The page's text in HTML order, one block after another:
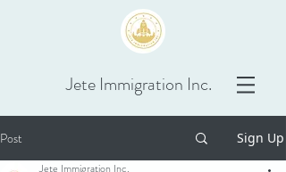
Jete Immigration Inc.
Post Sign Up
Jete Immigration Inc.